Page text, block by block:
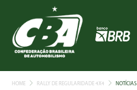
HOME RALLY DE REGULARIDADE 4X4 NOTÍCIAS